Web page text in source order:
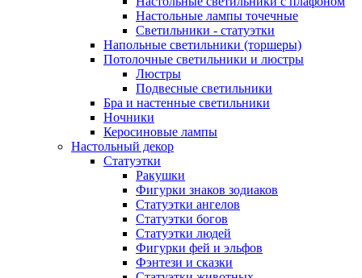
Настольные лампы точечные
Светильники - статуэтки
Напольные светильники (торшеры)
Потолочные светильники и люстры
Люстры
Подвесные светильники
Бра и настенные светильники
Ночники
Керосиновые лампы
Настольный декор
Статуэтки
Ракушки
Фигурки знаков зодиаков
Статуэтки ангелов
Статуэтки богов
Статуэтки людей
Фигурки фей и эльфов
Фэнтези и сказки